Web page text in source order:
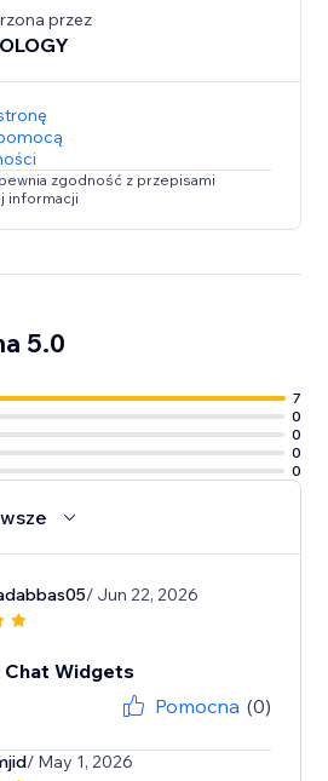
przez
zgodność z przepisami
informacji
5.0
7
0
0
0
0
/ Jun 22, 2026
Chat Widgets
Pomocna (0)
/ May 1, 2026